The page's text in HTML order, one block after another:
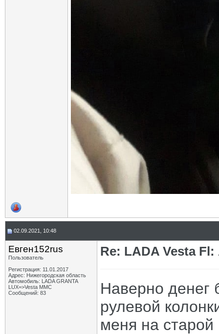
02.09.2021, 10:48
Евген152rus
Пользователь
Регистрация: 11.01.2017
Адрес: Нижегородская область
Автомобиль: LADA GRANTA
LUX=>Vesta MMC
Сообщений: 83
Re: LADA Vesta
Наверно денег
рулевой
меня на старой